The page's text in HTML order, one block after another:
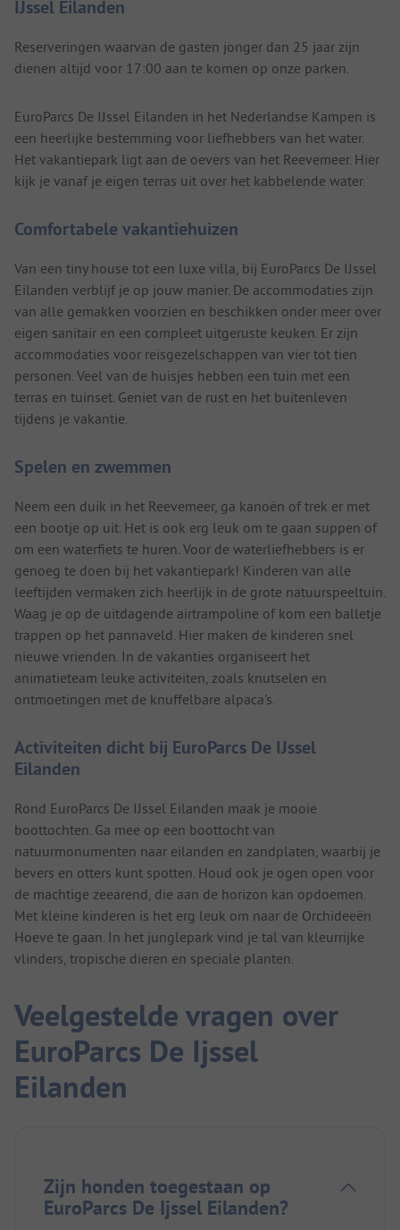
IJssel Eilanden
Reserveringen waarvan de gasten jonger dan 25 jaar zijn
dienen altijd voor 17:00 aan te komen op onze parken.
EuroParcs De IJssel Eilanden in het Nederlandse Kampen is
een heerlijke bestemming voor liefhebbers van het water.
Het vakantiepark ligt aan de oevers van het Reevemeer. Hier
kijk je vanaf je eigen terras uit over het kabbelende water.
Comfortabele vakantiehuizen
Van een tiny house tot een luxe villa, bij EuroParcs De IJssel
Eilanden verblijf je op jouw manier. De accommodaties zijn
van alle gemakken voorzien en beschikken onder meer over
eigen sanitair en een compleet uitgeruste keuken. Er zijn
accommodaties voor reisgezelschappen van vier tot tien
personen. Veel van de huisjes hebben een tuin met een
terras en tuinset. Geniet van de rust en het buitenleven
tijdens je vakantie.
Spelen en zwemmen
Neem een duik in het Reevemeer, ga kanoën of trek er met
een bootje op uit. Het is ook erg leuk om te gaan suppen of
om een waterfiets te huren. Voor de waterliefhebbers is er
genoeg te doen bij het vakantiepark! Kinderen van alle
leeftijden vermaken zich heerlijk in de grote natuurspeeltuin.
Waag je op de uitdagende airtrampoline of kom een balletje
trappen op het pannaveld. Hier maken de kinderen snel
nieuwe vrienden. In de vakanties organiseert het
animatieteam leuke activiteiten, zoals knutselen en
ontmoetingen met de knuffelbare alpaca's.
Activiteiten dicht bij EuroParcs De IJssel
Eilanden
Rond EuroParcs De IJssel Eilanden maak je mooie
boottochten. Ga mee op een boottocht van
natuurmonumenten naar eilanden en zandplaten, waarbij je
bevers en otters kunt spotten. Houd ook je ogen open voor
de machtige zeearend, die aan de horizon kan opdoemen.
Met kleine kinderen is het erg leuk om naar de Orchideeën
Hoeve te gaan. In het junglepark vind je tal van kleurrijke
vlinders, tropische dieren en speciale planten.
Veelgestelde vragen over
EuroParcs De Ijssel
Eilanden
Zijn honden toegestaan op
EuroParcs De Ijssel Eilanden?